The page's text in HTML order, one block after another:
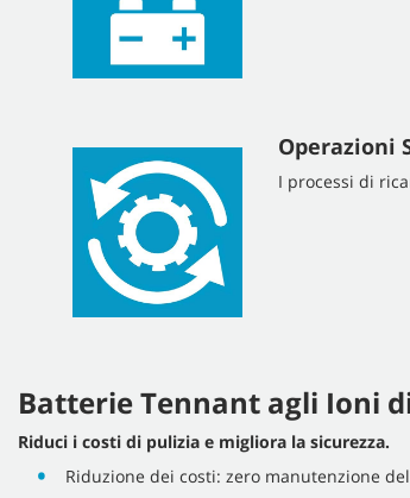
Operazioni
I processi di
Batterie Tennant agli Ioni
Riduci i costi di pulizia e migliora la sicurezza.
Riduzione dei costi: zero manutenzione